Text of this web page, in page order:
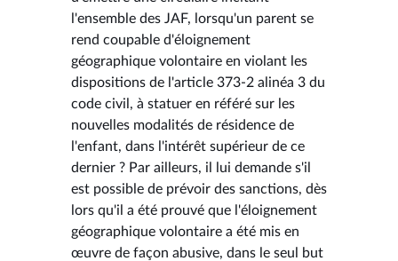
l'ensemble des JAF, lorsqu'un parent se
rend coupable d'éloignement
géographique volontaire en violant les
dispositions de l'article 373-2 alinéa 3 du
code civil, à statuer en référé sur les
nouvelles modalités de résidence de
l'enfant, dans l'intérêt supérieur de ce
dernier ? Par ailleurs, il lui demande s'il
est possible de prévoir des sanctions, dès
lors qu'il a été prouvé que l'éloignement
géographique volontaire a été mis en
œuvre de façon abusive, dans le seul but